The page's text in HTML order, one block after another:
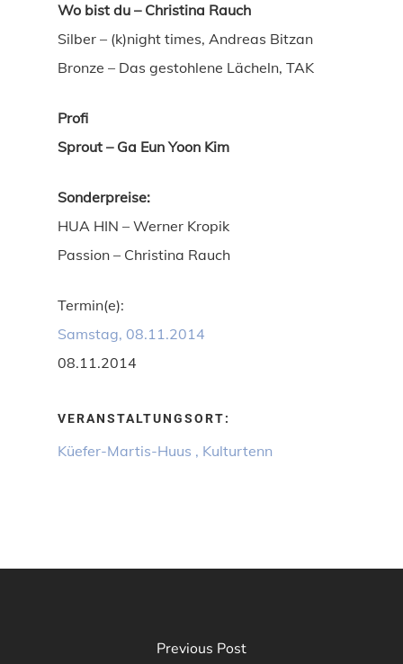
Wo bist du – Christina Rauch
Silber – (k)night times, Andreas Bitzan
Bronze – Das gestohlene Lächeln, TAK
Profi
Sprout – Ga Eun Yoon Kim
Sonderpreise:
HUA HIN – Werner Kropik
Passion – Christina Rauch
Termin(e):
Samstag, 08.11.2014
08.11.2014
VERANSTALTUNGSORT:
Küefer-Martis-Huus , Kulturtenn
Previous Post